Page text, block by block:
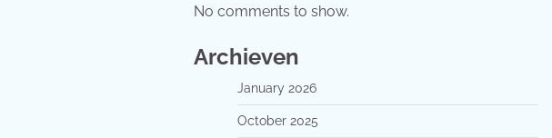
No comments to show.
Archieven
January 2026
October 2025